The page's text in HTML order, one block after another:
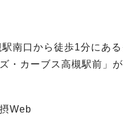
駅南口から徒歩1分にあ
・カーブス高槻駅前」
Web